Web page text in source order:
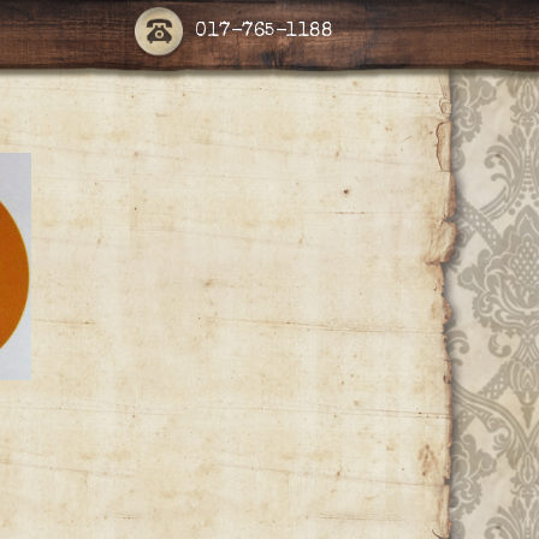
017-765-1188